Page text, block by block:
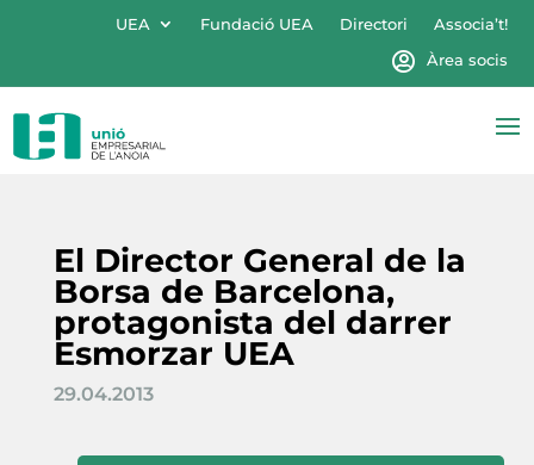
UEA Fundació UEA Directori
Associa’t!
Àrea socis
El Director General de la
Borsa de Barcelona,
protagonista del darrer
Esmorzar UEA
29.04.2013